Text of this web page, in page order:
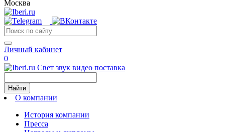
Москва
Личный кабинет
0
Свет звук видео поставка
Найти
О компании
История компании
Пресса